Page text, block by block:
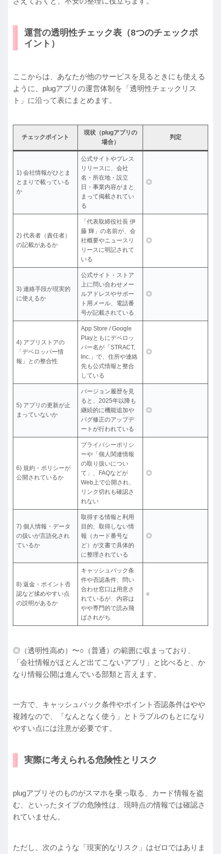
運営の透明性チェック表（8つのチェックポ
イント）
ここからは、あなたが他のサービスを見るときにも使える
ように、plugアプリの運営体制を「透明性チェックリス
ト」に沿って表にまとめます。
チェックポイント
現状（plugアプリの
場合）
判定
1) 会社情報がひとま
とまりで載っている
か
公式サイトやプレス
リリースに、会社
名・所在地・設立
日・事業内容がまと
まって掲載されてい
る
◎
2) 代表者（責任者）
の記載があるか
「代表取締役社長 伊
藤 輝」の名前が、会
社概要やニュースリ
リースに明記されて
いる
◎
3) 連絡手段が現実的
に使えるか
公式サイト・ストア
上に問い合わせメー
ルアドレスやサポー
ト用メール、電話番
号が記載されている
◎
4) アプリストアの
「デベロッパー情
報」との整合性
App Store / Google
Playともにデベロッ
パー名が「STRACT,
Inc.」で、住所や連絡
先も公式情報と整合
している
◎
5) アプリの更新が止
まっていないか
バージョン履歴を見
ると、2025年以降も
継続的に機能追加や
バグ修正のアップデ
ートが行われている
◎
6) 規約・ポリシーが
公開されているか
プライバシーポリシ
ーや「個人関連情報
の取り扱いについ
て」、FAQなどが
Web上で公開され、
リンク切れも確認さ
れない
◎
7) 個人情報・データ
の扱いが言語化され
ているか
取得する情報と利用
目的、取得しない情
報（カード番号な
ど）が文書で具体的
に整理されている
◎
8) 返金・ポイント否
認など揉めやすい点
の説明があるか
キャッシュバック条
件や否認条件、問い
合わせ窓口は用意さ
れているが、内容は
やや専門的で読み飛
ばされがち
○
◎（透明性高め）〜○（普通）の範囲に収まっており、
「会社情報がほとんど出てこないアプリ」と比べると、か
なり情報公開は進んでいる部類と言えます。
一方で、キャッシュバック条件やポイント否認条件はやや
複雑なので、「なんとなく使う」とトラブルのもとになり
やすい点には注意が必要です。
実際に考えられる危険性とリスク
plugアプリそのものがスマホを乗っ取る、カード情報を盗
む、といったタイプの危険性は、現時点の情報では確認さ
れていません。
ただし、次のような「現実的なリスク」はゼロではありま